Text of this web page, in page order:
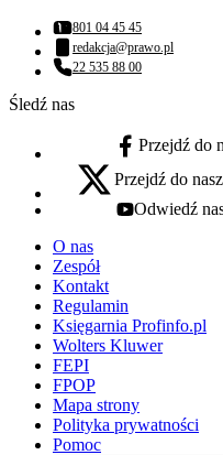
Numer telefonu:
801 04 45 45
Adres email:
redakcja@prawo.pl
Numer telefonu:
22 535 88 00
Śledź nas
facebook - otwiera
Przejdź do
x - otwiera się w nowej
Przejdź do
youtube - otwiera
Odwiedź
O nas
Zespół
Kontakt
Regulamin
Księgarnia Profinfo.pl
Wolters Kluwer
FEPI
FPOP
Mapa strony
Polityka prywatności
Pomoc